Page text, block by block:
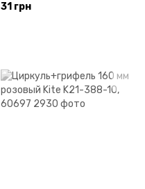
31 грн